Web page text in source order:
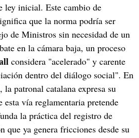
ley inicial. Este cambio de
que la norma podría ser
de Ministros sin necesidad de un
en la cámara baja, un proceso
considera "acelerado" y carente
dentro del diálogo social". En
patronal catalana expresa su
esta vía reglamentaria pretende
la práctica del registro de
que ya genera fricciones desde su